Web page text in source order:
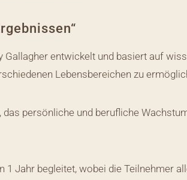
entwickelt und basiert auf
Lebensbereichen zu
persönliche und berufliche
Jahr begleitet, wobei die Teilnehmer